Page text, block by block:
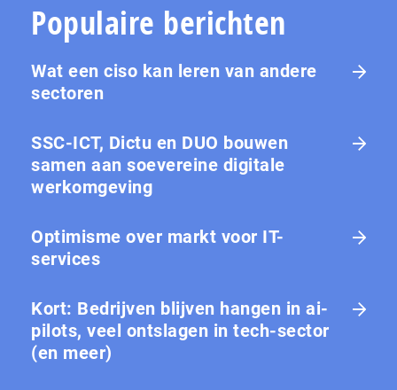
Populaire berichten
Wat een ciso kan leren van andere
sectoren
SSC-ICT, Dictu en DUO bouwen
samen aan soevereine digitale
werkomgeving
Optimisme over markt voor IT-
services
Kort: Bedrijven blijven hangen in ai-
pilots, veel ontslagen in tech-sector
(en meer)